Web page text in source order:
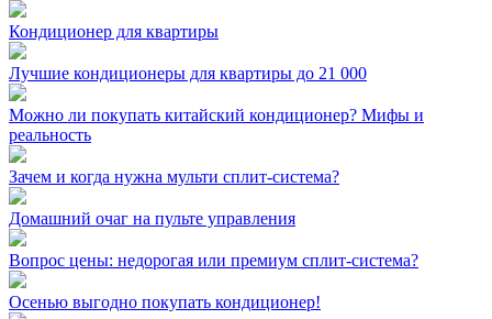
Кондиционер для квартиры
Лучшие кондиционеры для квартиры до 21 000
Можно ли покупать китайский кондиционер? Мифы и
реальность
Зачем и когда нужна мульти сплит-система?
Домашний очаг на пульте управления
Вопрос цены: недорогая или премиум сплит-система?
Осенью выгодно покупать кондиционер!